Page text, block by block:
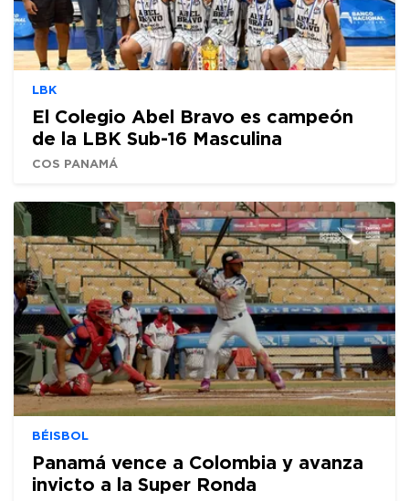
LBK
El Colegio Abel Bravo es campeón
de la LBK Sub-16 Masculina
COS PANAMÁ
BÉISBOL
Panamá vence a Colombia y avanza
invicto a la Super Ronda